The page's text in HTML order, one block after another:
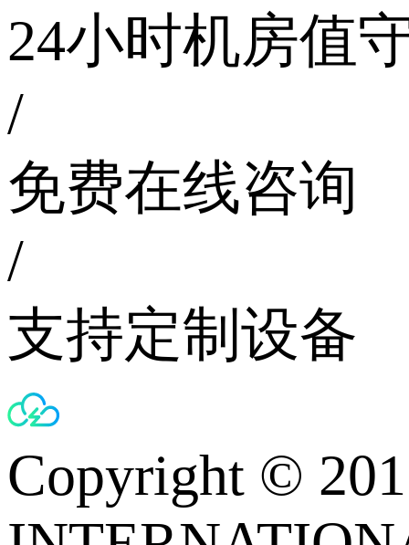
24小时机房值
/
免费在线咨询
/
支持定制设备
Copyright ©